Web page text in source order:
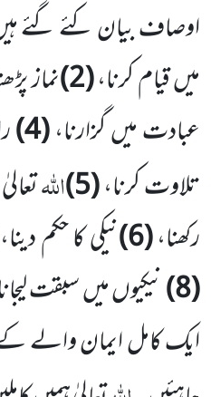
اوصاف بیان کئے گئے
میں قیام کرنا،(
2
)نماز
عبادت میں گزارنا،(
4
)
تلاوت کرنا،(
5
)اللہ
رکھنا،(
6
)نیکی کا حکم
(
8
)نیکیوں میں سبقت
ایک کاملایمان والے